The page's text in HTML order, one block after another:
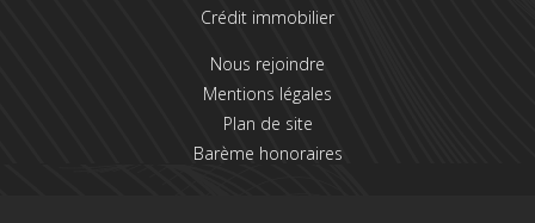
Crédit immobilier
Nous rejoindre
Mentions légales
Plan de site
Barème honoraires